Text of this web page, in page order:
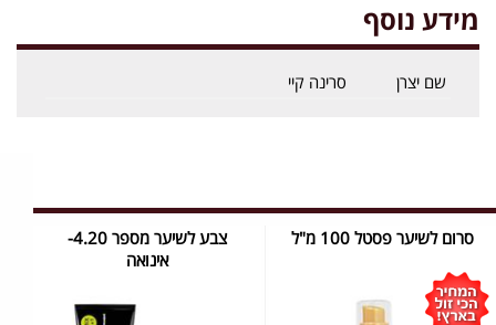
מידע נוסף
שם יצרן סרינה קיי
סרום לשיער פסטל 100 מ"ל
צבע לשיער מספר 4.20-
אינואה